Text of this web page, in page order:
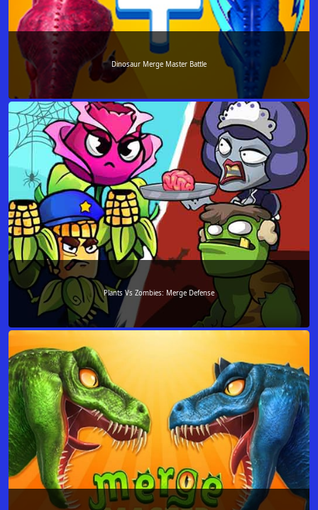
Dinosaur Merge Master Battle
Plants Vs Zombies: Merge Defense